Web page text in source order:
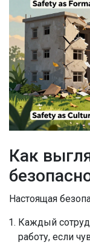
Как
Настоящая
Каждый
работу, если